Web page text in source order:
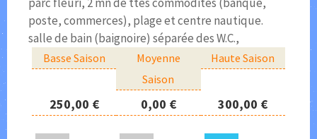
poste, commerces), plage et centre nautique.
salle de bain (baignoire) séparée des W.C.,
Basse Saison
Moyenne
Saison
Haute Saison
250,00 € 0,00 € 300,00 €